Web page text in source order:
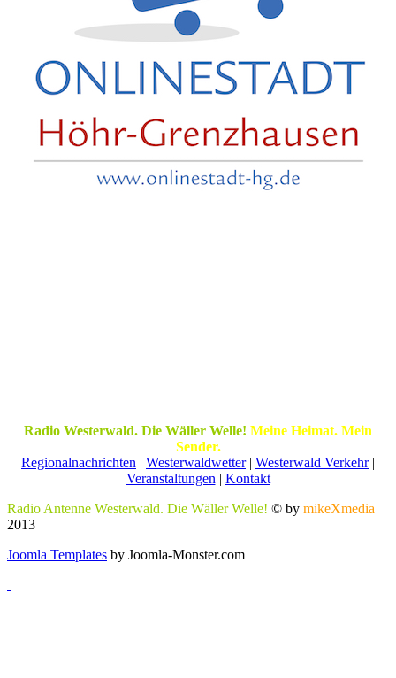
Radio Westerwald. Die Wäller Welle! Meine Heimat. Mein
Sender.
Regionalnachrichten | Westerwaldwetter| Westerwald Verkehr|
Veranstaltungen | Kontakt
Radio Antenne Westerwald. Die Wäller Welle! © by mikeXmedia
2013
Joomla Templates by Joomla-Monster.com